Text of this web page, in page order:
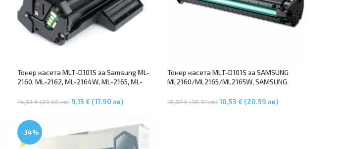
Тонер касета MLT-D101S за Samsung ML-
2160, ML-2162, ML-2164W, ML-2165, ML-
3405F, SCX-3405FW, SF-760P
14,83 € (29.00 лв) 9,15 € (17.90 лв)
Тонер касета MLT-D101S за SAMSUNG
ML2160/ML2165/ML2165W, SAMSUNG
SCX3405F/SCX3405FW/SCX3405W
18,87 € (36.91 лв)10,53 € (20.59 лв)
-34%